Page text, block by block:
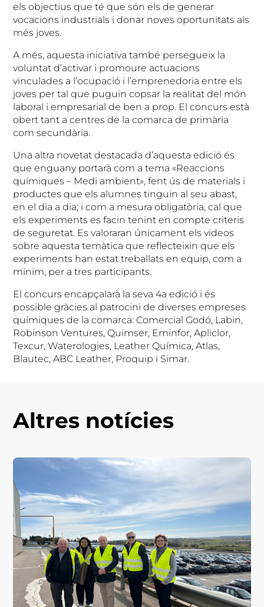
els objectius que té que són els de generar
vocacions industrials i donar noves oportunitats als
més joves.
A més, aquesta iniciativa també persegueix la
voluntat d’activar i promoure actuacions
vinculades a l’ocupació i l’emprenedoria entre els
joves per tal que puguin copsar la realitat del món
laboral i empresarial de ben a prop. El concurs està
obert tant a centres de la comarca de primària
com secundària.
Una altra novetat destacada d’aquesta edició és
que enguany portarà com a tema «Reaccions
químiques – Medi ambient», fent ús de materials i
productes que els alumnes tinguin al seu abast,
en el dia a dia; i com a mesura obligatòria, cal que
els experiments es facin tenint en compte criteris
de seguretat. Es valoraran únicament els videos
sobre aquesta temàtica que reflecteixin que els
experiments han estat treballats en equip, com a
mínim, per a tres participants.
El concurs encapçalarà la seva 4a edició i és
possible gràcies al patrocini de diverses empreses
químiques de la comarca: Comercial Godó, Labin,
Robinson Ventures, Quimser, Eminfor, Apliclor,
Texcur, Waterologies, Leather Química, Atlas,
Blautec, ABC Leather, Proquip i Simar.
Altres notícies